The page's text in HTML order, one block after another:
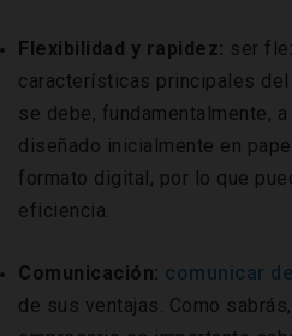
Flexibilidad y rapidez: ser
características principales del
se debe, fundamentalmente,
diseñado inicialmente en
formato digital, por lo que
eficiencia.
Comunicación: comunicar
de sus ventajas. Como